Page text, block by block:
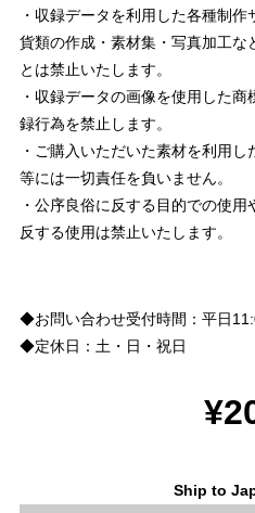
・収録データを利用した各種制
貨類の作成・素材集・写真加工な
とは禁止いたします。
・収録データの画像を使用した
録行為を禁止します。
・ご購入いただいた素材を利用
等には一切責任を負いません。
・公序良俗に反する目的での使
反する使用は禁止いたします。
◆お問い合わせ受付時間：平日
◆定休日：土・日・祝日
Ship to